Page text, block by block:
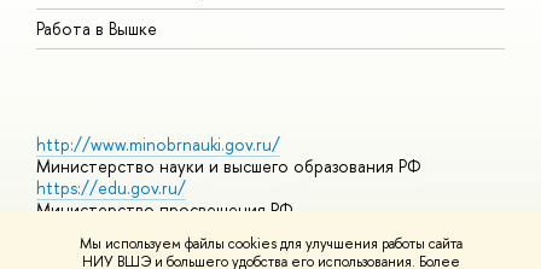
Мы используем файлы cookies для улучшения работы сайта
НИУ ВШЭ и большего удобства его использования. Более
Работа в Вышке
http://www.minobrnauki.gov.ru/
Министерство науки и высшего образования РФ
https://edu.gov.ru/
Министерство просвещения РФ
Массовые открытые онлайн-курсы